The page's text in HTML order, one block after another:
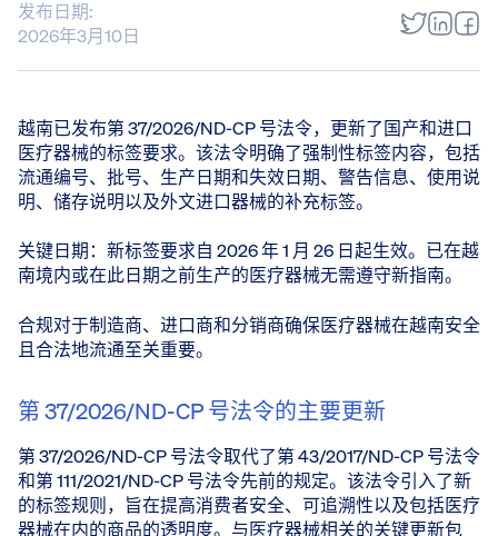
发布日期:
2026年3月10日
越南已发布第 37/2026/ND-CP 号法令，更新了国产和进口
医疗器械的标签要求。该法令明确了强制性标签内容，包括
流通编号、批号、生产日期和失效日期、警告信息、使用说
明、储存说明以及外文进口器械的补充标签。
关键日期：新标签要求自 2026 年 1 月 26 日起生效。已在越
南境内或在此日期之前生产的医疗器械无需遵守新指南。
合规对于制造商、进口商和分销商确保医疗器械在越南安全
且合法地流通至关重要。
第 37/2026/ND-CP 号法令的主要更新
第 37/2026/ND-CP 号法令取代了第 43/2017/ND-CP 号法令
和第 111/2021/ND-CP 号法令先前的规定。该法令引入了新
的标签规则，旨在提高消费者安全、可追溯性以及包括医疗
器械在内的商品的透明度。与医疗器械相关的关键更新包